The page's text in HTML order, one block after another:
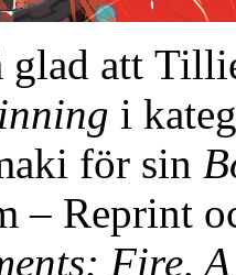
glad att
i
för sin
– Reprint
Fire,